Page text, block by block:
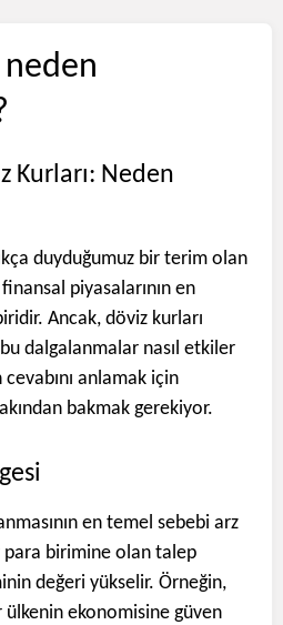
neden
Kurları: Neden
duyduğumuz bir terim olan
piyasalarının en
Ancak, döviz kurları
dalgalanmalar nasıl etkiler
anlamak için
bakmak gerekiyor.
en temel sebebi arz
para birimine olan talep
değeri yükselir. Örneğin,
ülkenin ekonomisine güven